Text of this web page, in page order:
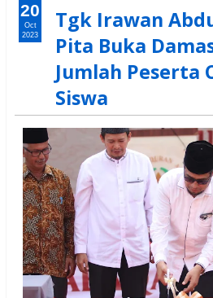
Tgk Irawan
Pita Buka
Jumlah Peserta
Siswa
20
Oct
2023